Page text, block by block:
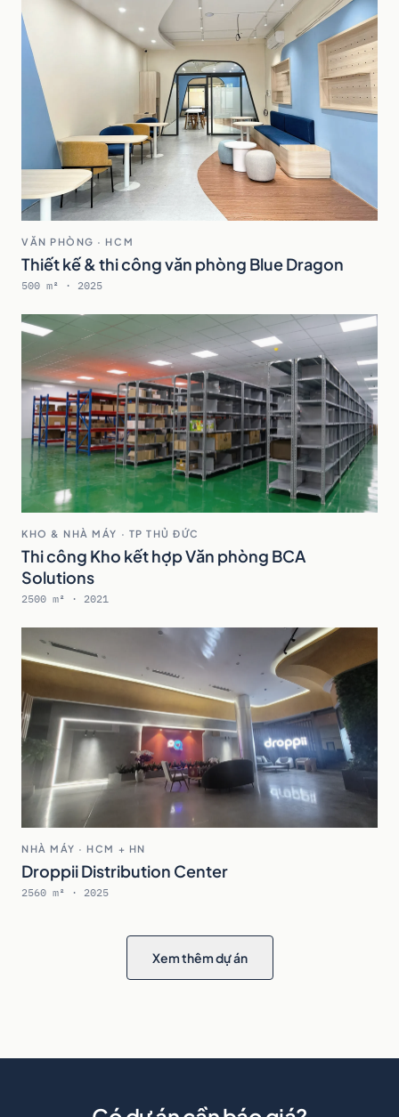
VĂN PHÒNG · HCM
Thiết kế & thi công văn phòng Blue Dragon
500 m² · 2025
KHO & NHÀ MÁY · TP THỦ ĐỨC
Thi công Kho kết hợp Văn phòng BCA
Solutions
2500 m² · 2021
NHÀ MÁY · HCM + HN
Droppii Distribution Center
2560 m² · 2025
Xem thêm dự án